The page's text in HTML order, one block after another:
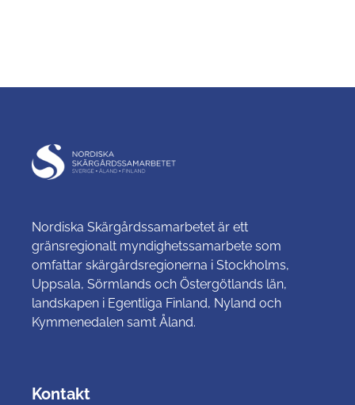
Nordiska Skärgårdssamarbetet är ett
gränsregionalt myndighetssamarbete som
omfattar skärgårdsregionerna i Stockholms,
Uppsala, Sörmlands och Östergötlands län,
landskapen i Egentliga Finland, Nyland och
Kymmenedalen samt Åland.
Kontakt